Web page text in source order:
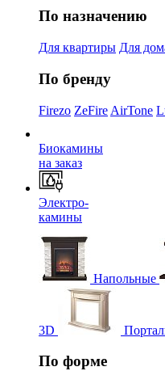
По назначению
Для квартиры Для
По бренду
Firezo ZeFire AirTone
Биокамины
на заказ
Электро-
камины
Напольные
3D
По форме